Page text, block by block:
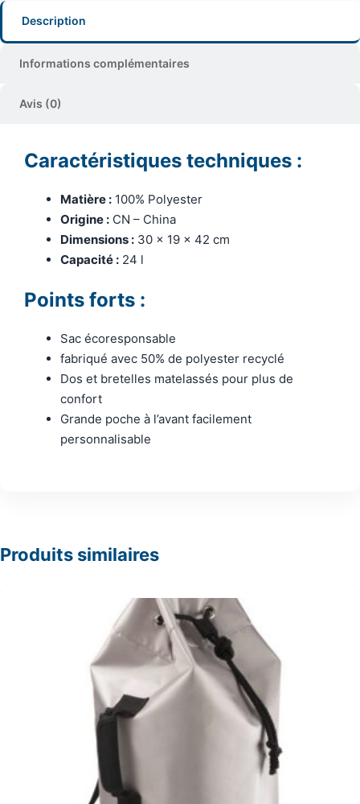
Description
Informations complémentaires
Avis (0)
Caractéristiques techniques :
Matière : 100% Polyester
Origine : CN – China
Dimensions : 30 x 19 x 42 cm
Capacité : 24 l
Points forts :
Sac écoresponsable
fabriqué avec 50% de polyester recyclé
Dos et bretelles matelassés pour plus de
confort
Grande poche à l’avant facilement
personnalisable
Produits similaires